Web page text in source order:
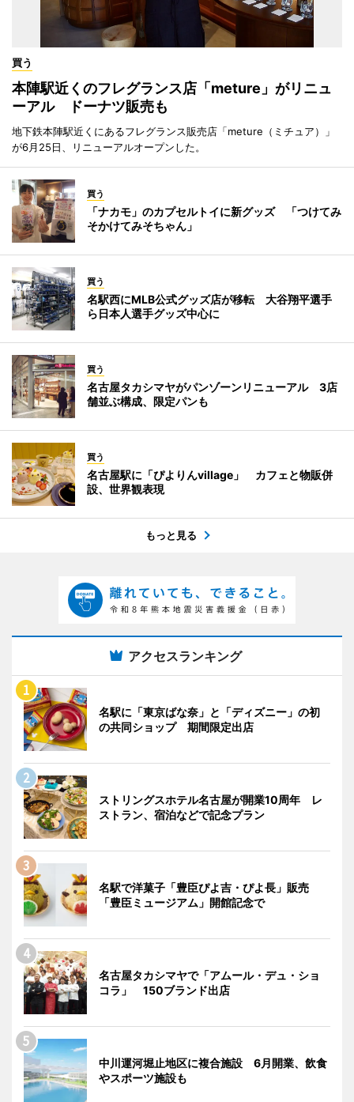
買う
本陣駅近くのフレグランス店「meture」がリニュ
ーアル ドーナツ販売も
地下鉄本陣駅近くにあるフレグランス販売店「meture（ミチュア）」
が6月25日、リニューアルオープンした。
買う
「ナカモ」のカプセルトイに新グッズ 「つけてみ
そかけてみそちゃん」
買う
名駅西にMLB公式グッズ店が移転 大谷翔平選手
ら日本人選手グッズ中心に
買う
名古屋タカシマヤがパンゾーンリニューアル 3店
舗並ぶ構成、限定パンも
買う
名古屋駅に「ぴよりんvillage」 カフェと物販併
設、世界観表現
もっと見る
アクセスランキング
名駅に「東京ばな奈」と「ディズニー」の初
の共同ショップ 期間限定出店
ストリングスホテル名古屋が開業10周年 レ
ストラン、宿泊などで記念プラン
名駅で洋菓子「豊臣ぴよ吉・ぴよ長」販売
「豊臣ミュージアム」開館記念で
名古屋タカシマヤで「アムール・デュ・ショ
コラ」 150ブランド出店
中川運河堀止地区に複合施設 6月開業、飲食
やスポーツ施設も